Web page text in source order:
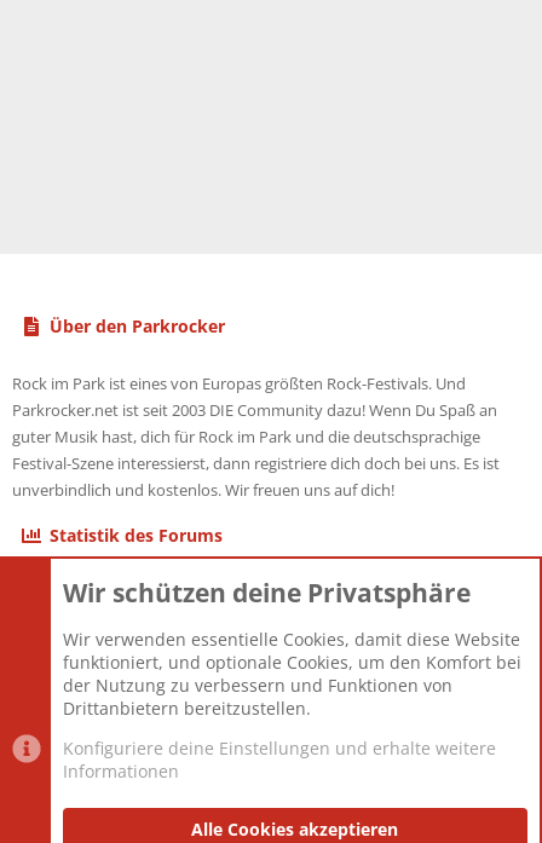
Über den Parkrocker
Rock im Park ist eines von Europas größten Rock-Festivals. Und
Parkrocker.net ist seit 2003 DIE Community dazu! Wenn Du Spaß an
guter Musik hast, dich für Rock im Park und die deutschsprachige
Festival-Szene interessierst, dann registriere dich doch bei uns. Es ist
unverbindlich und kostenlos. Wir freuen uns auf dich!
Statistik des Forums
Themen
Mitglieder
12.425
Neuestes Mitglied
Toddster85
Datenschutzerklärung Impressum
Wir schützen deine Privatsphäre
Wir verwenden essentielle Cookies, damit diese Website
funktioniert, und optionale Cookies, um den Komfort bei
der Nutzung zu verbessern und Funktionen von
Drittanbietern bereitzustellen.
Konfiguriere deine Einstellungen und erhalte weitere
Informationen
Alle Cookies akzeptieren